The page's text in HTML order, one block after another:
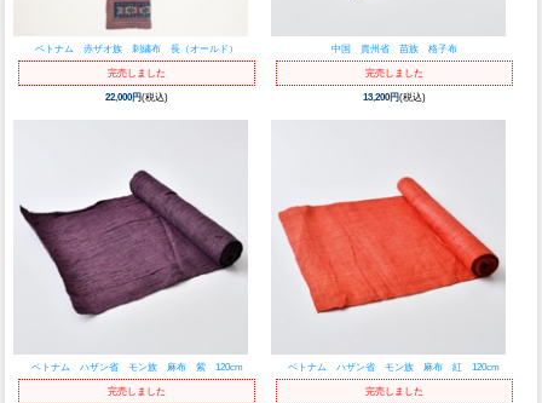
ベトナム 赤ザオ族 刺繍布 長（オールド）
完売しました
22,000円(税込)
中国 貴州省 苗族 格子布
完売しました
13,200円(税込)
ベトナム ハザン省 モン族 麻布 紫 120cm
完売しました
ベトナム ハザン省 モン族 麻布 紅 120cm
完売しました